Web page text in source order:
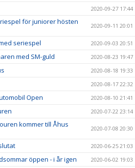
2020-09-27 17:44
för juniorer hösten
2020-09-11 20:01
seriespel 2020-09-03 20:51
med SM-guld 2020-08-23 19:47
2020-08-18 19:33
2020-08-17 22:32
Open 2020-08-10 21:41
2020-07-22 23:14
kommer till Åhus
2020-07-08 20:30
2020-06-25 21:03
öppen - i år igen 2020-06-02 19:03